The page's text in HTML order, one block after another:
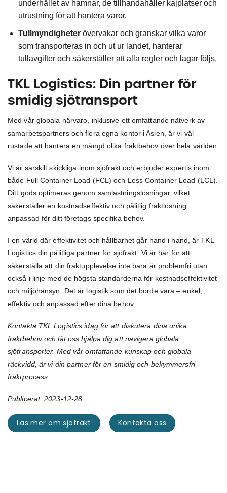
underhållet av hamnar, de tillhandahåller kajplatser och
utrustning för att hantera varor.
Tullmyndigheter övervakar och granskar vilka varor
som transporteras in och ut ur landet, hanterar
tullavgifter och säkerställer att alla regler och lagar följs.
TKL Logistics: Din partner för
smidig sjötransport
Med vår globala närvaro, inklusive ett omfattande nätverk av
samarbetspartners och flera egna kontor i Asien, är vi väl
rustade att hantera en mängd olika fraktbehov över hela världen.
Vi är särskilt skickliga inom sjöfrakt och erbjuder expertis inom
både Full Container Load (FCL) och Less Container Load (LCL).
Ditt gods optimeras genom samlastningslösningar, vilket
säkerställer en kostnadseffektiv och pålitlig fraktlösning
anpassad för ditt företags specifika behov.
I en värld där effektivitet och hållbarhet går hand i hand, är TKL
Logistics din pålitliga partner för sjöfrakt. Vi är här för att
säkerställa att din fraktupplevelse inte bara är problemfri utan
också i linje med de högsta standarderna för kostnadseffektivitet
och miljöhänsyn. Det är logistik som det borde vara – enkel,
effektiv och anpassad efter dina behov.
Kontakta TKL Logistics idag för att diskutera dina unika
fraktbehov och låt oss hjälpa dig att navigera globala
sjötransporter. Med vår omfattande kunskap och globala
räckvidd, är vi din partner för en smidig och bekymmersfri
fraktprocess.
Publicerat: 2023-12-28
Läs mer om sjöfrakt Kontakta oss